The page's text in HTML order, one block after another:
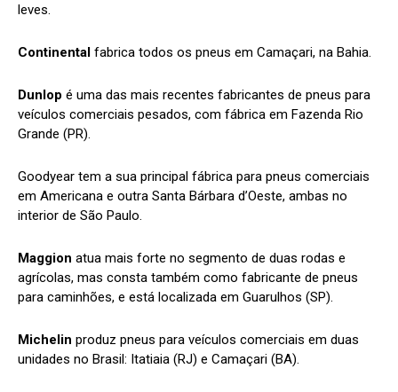
leves.
Continental fabrica todos os pneus em Camaçari, na Bahia.
Dunlop é uma das mais recentes fabricantes de pneus para
veículos comerciais pesados, com fábrica em Fazenda Rio
Grande (PR).
Goodyear tem a sua principal fábrica para pneus comerciais
em Americana e outra Santa Bárbara d’Oeste, ambas no
interior de São Paulo.
Maggion atua mais forte no segmento de duas rodas e
agrícolas, mas consta também como fabricante de pneus
para caminhões, e está localizada em Guarulhos (SP).
Michelin produz pneus para veículos comerciais em duas
unidades no Brasil: Itatiaia (RJ) e Camaçari (BA).